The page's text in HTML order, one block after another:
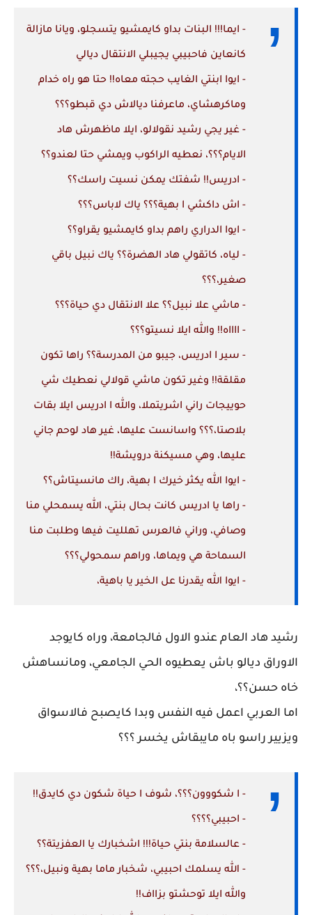
- ايما!!! البنات بداو كايمشيو يتسجلو، ويانا مازالة
كانعاين فاحبيبي يجيبلي الانتقال ديالي
- ايوا ابنتي الغايب حجته معاه!! حتا هو راه خدام
وماكرهشاي، ماعرفنا ديالاش دي قبطو؟؟؟
- غير يجي رشيد نقولالو، ايلا ماظهرش هاد
الايام؟؟؟، نعطيه الراكوب ويمشي حتا لعندو؟؟
- ادريس!! شفتك يمكن نسيت راسك؟؟
- اش داكشي ا بهية؟؟؟ ياك لاباس؟؟؟
- ايوا الدراري راهم بداو كايمشيو يقراو؟؟
- لياه، كاتقولي هاد الهضرة؟؟ ياك نبيل باقي
صغير،؟؟؟
- ماشي علا نبيل؟؟ علا الانتقال دي حياة؟؟؟
- ااااه!! والله ايلا نسيتو؟؟؟
- سير ا ادريس، جيبو من المدرسة؟؟ راها تكون
مقلقة!! وغير تكون ماشي قولالي نعطيك شي
حوييجات راني اشريتملا، والله ا ادريس ايلا بقات
بلاصتا،؟؟؟ واسانست عليها، غير هاد لوحم جاني
عليها، وهي مسيكنة درويشة!!
- ايوا الله يكثر خيرك ا بهية، راك مانسيتاش؟؟
- راها يا ادريس كانت بحال بنتي، الله يسمحلي منا
وصافي، وراني فالعرس تهلليت فيها وطلبت منا
السماحة هي ويماها، وراهم سمحولي؟؟؟
- ايوا الله يقدرنا عل الخير يا باهية،
رشيد هاد العام عندو الاول فالجامعة، وراه كايوجد
الاوراق ديالو باش يعطيوه الحي الجامعي، ومانساهش
خاه حسن؟؟،
اما العربي اعمل فيه النفس وبدا كايصبح فالاسواق
ويزيير راسو باه مايبقاش يخسر ؟؟؟
- ا شكووون؟؟؟، شوف ا حياة شكون دي كايدق!!
- احبيبي؟؟؟؟
- عالسلامة بنتي حياة!!! اشخبارك يا العفزيتة؟؟
- الله يسلمك احبيبي، شخبار ماما بهية ونبيل،؟؟؟
والله ايلا توحشتو بزااف!!